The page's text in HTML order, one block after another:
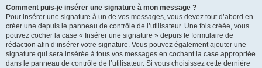
Comment puis-je insérer une signature à mon message ?
Pour insérer une signature à un de vos messages, vous devez tout d’abord en
créer une depuis le panneau de contrôle de l’utilisateur. Une fois créée, vous
pouvez cocher la case « Insérer une signature » depuis le formulaire de
rédaction afin d’insérer votre signature. Vous pouvez également ajouter une
signature qui sera insérée à tous vos messages en cochant la case appropriée
dans le panneau de contrôle de l’utilisateur. Si vous choisissez cette dernière